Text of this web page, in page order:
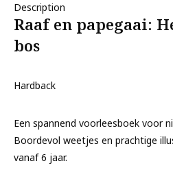
Description
Raaf en papegaai:
bos
Hardback
Een spannend voorleesboek voor
Boordevol weetjes en prachtige
vanaf 6 jaar.